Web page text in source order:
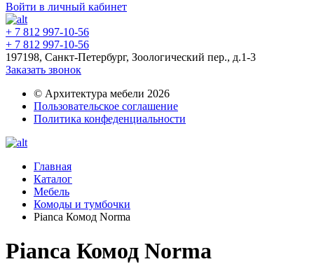
Войти в личный кабинет
+ 7 812 997-10-56
+ 7 812 997-10-56
197198, Санкт-Петербург, Зоологический пер., д.1-3
Заказать звонок
© Архитектура мебели 2026
Пользовательское соглашение
Политика конфеденциальности
Главная
Каталог
Мебель
Комоды и тумбочки
Pianca Комод Norma
Pianca Комод Norma